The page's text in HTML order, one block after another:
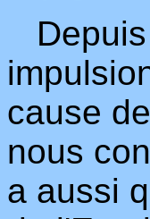
Depuis
cause
nous
a aussi